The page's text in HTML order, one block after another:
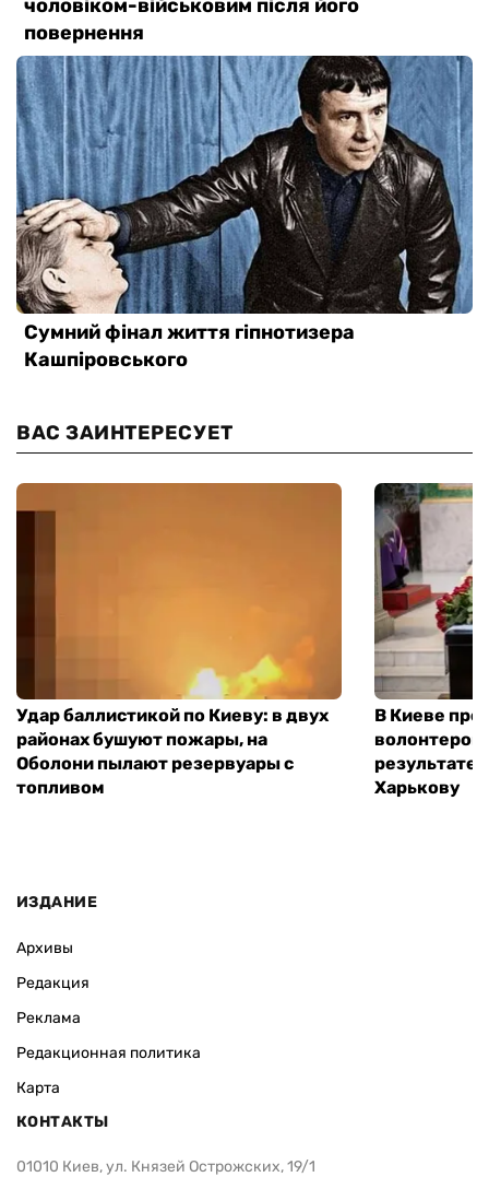
ВАС ЗАИНТЕРЕСУЕТ
Удар баллистикой по Киеву: в двух
районах бушуют пожары, на
Оболони пылают резервуары с
топливом
В Киеве
результате
Харькову
ИЗДАНИЕ
Архивы
Редакция
Реклама
Редакционная политика
Карта
КОНТАКТЫ
01010 Киев, ул. Князей Острожских, 19/1